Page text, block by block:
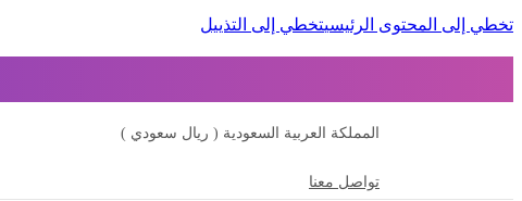
تخطي إلى المحتوى الرئيسيتخطي إلى التذييل
المملكة العربية السعودية ( ريال سعودي )
تواصل معنا